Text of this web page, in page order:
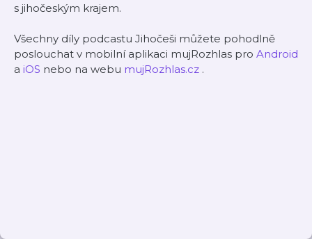
s jihočeským krajem.
Všechny díly podcastu Jihočeši můžete pohodlně
poslouchat v mobilní aplikaci mujRozhlas pro Android
a iOS nebo na webu mujRozhlas.cz .